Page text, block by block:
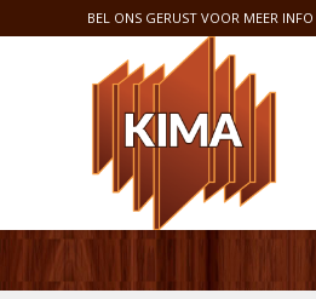
BEL ONS GERUST VOOR MEER INFO